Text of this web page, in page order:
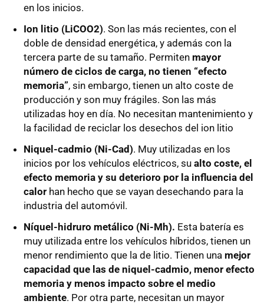
en los inicios.
Ion litio (LiCOO2). Son las más recientes, con el
doble de densidad energética, y además con la
tercera parte de su tamaño. Permiten mayor
número de ciclos de carga, no tienen “efecto
memoria”, sin embargo, tienen un alto coste de
producción y son muy frágiles. Son las más
utilizadas hoy en día. No necesitan mantenimiento y
la facilidad de reciclar los desechos del ion litio
Niquel-cadmio (Ni-Cad). Muy utilizadas en los
inicios por los vehículos eléctricos, su alto coste, el
efecto memoria y su deterioro por la influencia del
calor han hecho que se vayan desechando para la
industria del automóvil.
Níquel-hidruro metálico (Ni-Mh). Esta batería es
muy utilizada entre los vehículos híbridos, tienen un
menor rendimiento que la de litio. Tienen una mejor
capacidad que las de niquel-cadmio, menor efecto
memoria y menos impacto sobre el medio
ambiente. Por otra parte, necesitan un mayor